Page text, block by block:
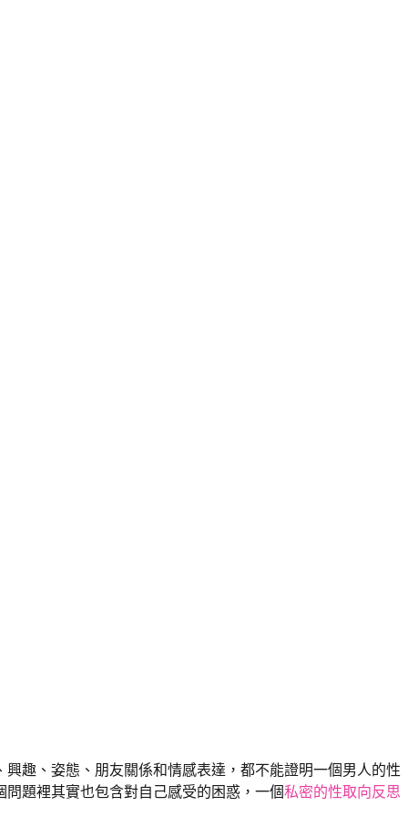
趣、姿態、朋友關係和情感表達，都不能證明一個男人的性
題裡其實也包含對自己感受的困惑，一個私密的性取向反思